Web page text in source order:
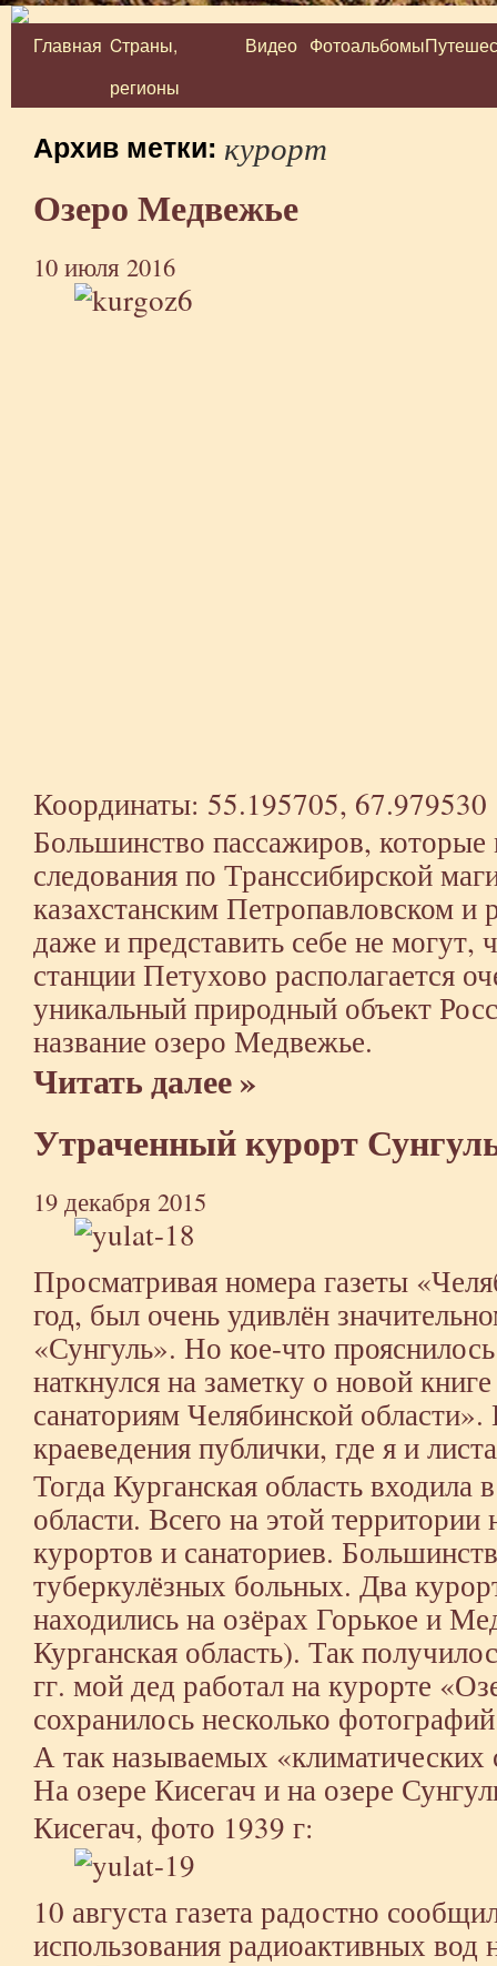
Перейти
Главная Cтраны,
регионы
Видео Фотоальбомы
Архив метки: курорт
Озеро Медвежье
10 июля 2016
Координаты: 55.195705, 67.979530
Большинство пассажиров, которые
следования по Транссибирской
казахстанским Петропавловском
даже и представить себе не
станции Петухово располагается
уникальный природный объект
название озеро Медвежье.
Читать далее »
Утраченный курорт
19 декабря 2015
Просматривая номера газеты
год, был очень удивлён
«Сунгуль». Но кое-что
наткнулся на заметку о новой
санаториям Челябинской области».
краеведения публички, где я и
Тогда Курганская область входила
области. Всего на этой территории
курортов и санаториев.
туберкулёзных больных. Два
находились на озёрах Горькое и
Курганская область). Так
гг. мой дед работал на курорте
сохранилось несколько
А так называемых «климатических
На озере Кисегач и на озере
Кисегач, фото 1939 г:
10 августа газета радостно
использования радиоактивных вод